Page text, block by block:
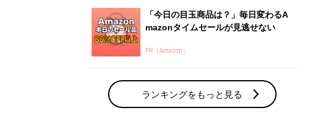
「今日の目玉商品は？」毎日変わるA
mazonタイムセールが見逃せない
PR（Amazon）
ランキングをもっと見る